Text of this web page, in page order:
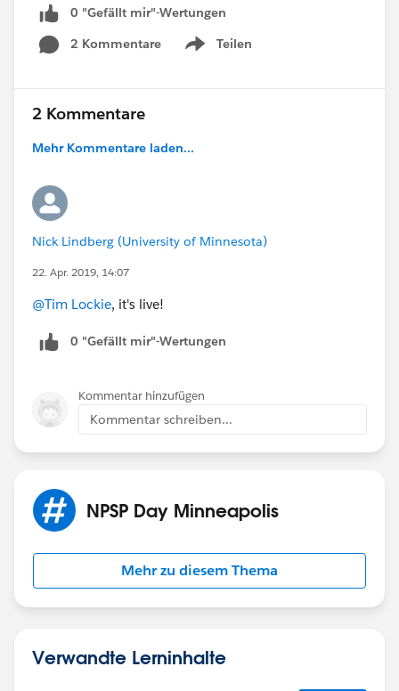
0 "Gefällt mir"-Wertungen
2 Kommentare
Teilen
Show menu
2 Kommentare
Mehr Kommentare laden...
Nick Lindberg (University of Minnesota)
22. Apr. 2019, 14:07
@Tim Lockie​, it's live!
0 "Gefällt mir"-Wertungen
Kommentar hinzufügen
Kommentar schreiben...
NPSP Day Minneapolis
Mehr zu diesem Thema
Verwandte Lerninhalte